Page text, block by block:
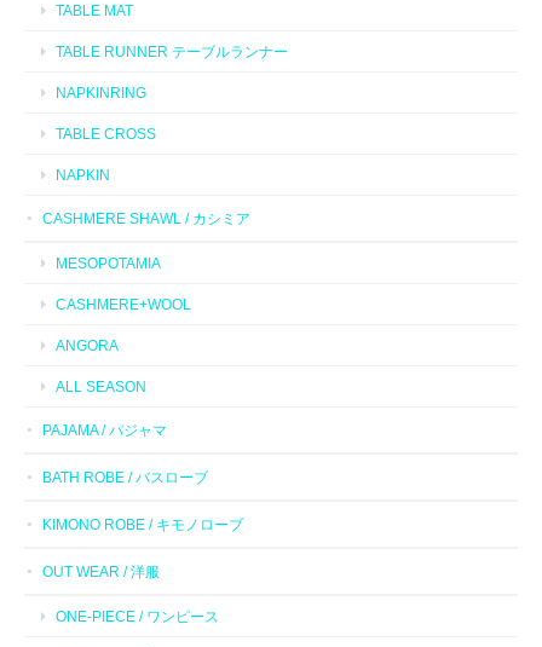
TABLE MAT
TABLE RUNNER テーブルランナー
NAPKINRING
TABLE CROSS
NAPKIN
CASHMERE SHAWL / カシミア
MESOPOTAMIA
CASHMERE+WOOL
ANGORA
ALL SEASON
PAJAMA / パジャマ
BATH ROBE / バスローブ
KIMONO ROBE / キモノローブ
OUT WEAR / 洋服
ONE-PIECE / ワンピース